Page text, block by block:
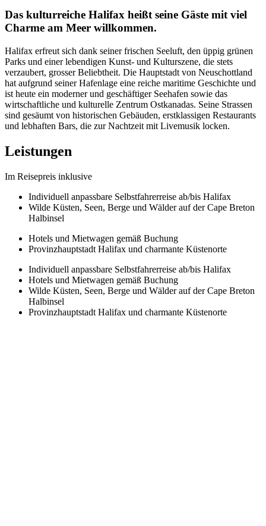
Das kulturreiche Halifax heißt seine Gäste mit viel
Charme am Meer willkommen.
Halifax erfreut sich dank seiner frischen Seeluft, den üppig grünen
Parks und einer lebendigen Kunst- und Kulturszene, die stets
verzaubert, grosser Beliebtheit. Die Hauptstadt von Neuschottland
hat aufgrund seiner Hafenlage eine reiche maritime Geschichte und
ist heute ein moderner und geschäftiger Seehafen sowie das
wirtschaftliche und kulturelle Zentrum Ostkanadas. Seine Strassen
sind gesäumt von historischen Gebäuden, erstklassigen Restaurants
und lebhaften Bars, die zur Nachtzeit mit Livemusik locken.
Leistungen
Im Reisepreis inklusive
Individuell anpassbare Selbstfahrerreise ab/bis Halifax
Wilde Küsten, Seen, Berge und Wälder auf der Cape Breton
Halbinsel
Hotels und Mietwagen gemäß Buchung
Provinzhauptstadt Halifax und charmante Küstenorte
Individuell anpassbare Selbstfahrerreise ab/bis Halifax
Hotels und Mietwagen gemäß Buchung
Wilde Küsten, Seen, Berge und Wälder auf der Cape Breton
Halbinsel
Provinzhauptstadt Halifax und charmante Küstenorte